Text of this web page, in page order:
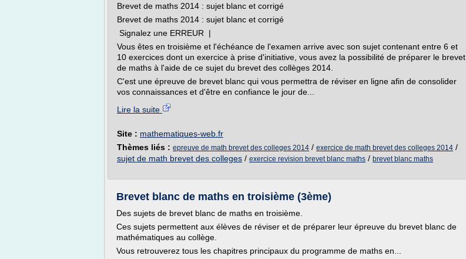
Brevet de maths 2014 : sujet blanc et corrigé
Brevet de maths 2014 : sujet blanc et corrigé
Signalez une ERREUR |
Vous êtes en troisième et l'échéance de l'examen arrive avec son sujet contenant entre 6 et
10 exercices dont un exercice à prise d'initiative, vous avez la possibilité de préparer le brevet
de maths à l'aide de ce sujet du brevet des collèges 2014.
C'est une épreuve de brevet blanc qui vous permettra de réviser en ligne afin de consolider
vos connaissances et d'être en confiance le jour de...
Lire la suite
Site : mathematiques-web.fr
Thèmes liés : epreuve de math brevet des colleges 2014 / exercice de math brevet des colleges 2014 /
sujet de math brevet des colleges / exercice revision brevet blanc maths / brevet blanc maths
Brevet blanc de maths en troisième (3ème)
Des sujets de brevet blanc de maths en troisième.
Ces sujets permettent aux élèves de réviser et de préparer leur épreuve du brevet blanc de
mathématiques au collège.
Vous retrouverez tous les chapitres principaux du programme de maths en...